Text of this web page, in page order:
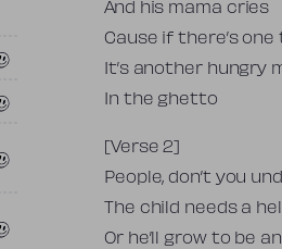
And his mama cries
Cause if there’s
It’s another hungry
In the ghetto
[Verse 2]
People, don’t you
The child needs a
Or he’ll grow to be